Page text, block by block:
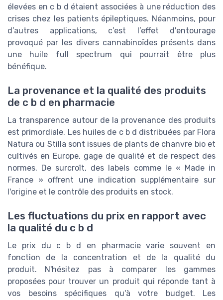
élevées en c b d étaient associées à une réduction des
crises chez les patients épileptiques. Néanmoins, pour
d’autres applications, c’est l’effet d'entourage
provoqué par les divers cannabinoïdes présents dans
une huile full spectrum qui pourrait être plus
bénéfique.
La provenance et la qualité des produits
de c b d en pharmacie
La transparence autour de la provenance des produits
est primordiale. Les huiles de c b d distribuées par Flora
Natura ou Stilla sont issues de plants de chanvre bio et
cultivés en Europe, gage de qualité et de respect des
normes. De surcroît, des labels comme le « Made in
France » offrent une indication supplémentaire sur
l'origine et le contrôle des produits en stock.
Les fluctuations du prix en rapport avec
la qualité du c b d
Le prix du c b d en pharmacie varie souvent en
fonction de la concentration et de la qualité du
produit. N'hésitez pas à comparer les gammes
proposées pour trouver un produit qui réponde tant à
vos besoins spécifiques qu'à votre budget. Les